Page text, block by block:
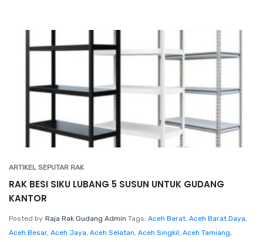
ARTIKEL SEPUTAR RAK
RAK BESI SIKU LUBANG 5 SUSUN UNTUK GUDANG
KANTOR
Posted by Raja Rak Gudang Admin Tags: Aceh Barat, Aceh Barat Daya,
Aceh Besar, Aceh Jaya, Aceh Selatan, Aceh Singkil, Aceh Tamiang,